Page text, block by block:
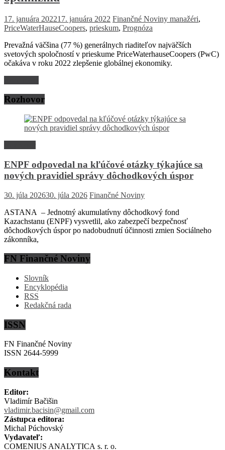
17. januára 202217. januára 2022 Finančné Noviny manažéri,
PriceWaterHauseCoopers, prieskum, Prognóza
Prevažná väčšina (77 %) generálnych riaditeľov najväčších
svetových spoločností v prieskume PriceWaterhauseCoopers (PwC)
očakáva v roku 2022 zlepšenie globálnej ekonomiky.
Rozhovor
ENPF odpovedal na kľúčové otázky týkajúce sa
nových pravidiel správy dôchodkových úspor
30. júla 202630. júla 2026 Finančné Noviny
ASTANA – Jednotný akumulatívny dôchodkový fond
Kazachstanu (ENPF) vysvetlil, ako zabezpečí bezpečnosť
dôchodkových úspor po nadobudnutí účinnosti zmien Sociálneho
zákonníka,
FN Finančné Noviny
Slovník
Encyklopédia
RSS
Redakčná rada
ISSN
FN Finančné Noviny
ISSN 2644-5999
Kontakt
Editor:
Vladimír Bačišin
vladimir.bacisin@gmail.com
Zástupca editora:
Michal Púchovský
Vydavateľ:
COMENIUS ANALYTICA s. r. o.